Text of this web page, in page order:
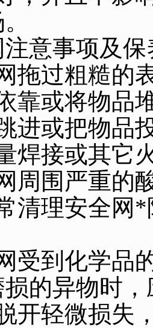
注意事项及
拖过粗糙的
靠或将物品
进或把物品
焊接或其它
周围严重的
清理安全网
受到化学品
的异物时
开轻微损失